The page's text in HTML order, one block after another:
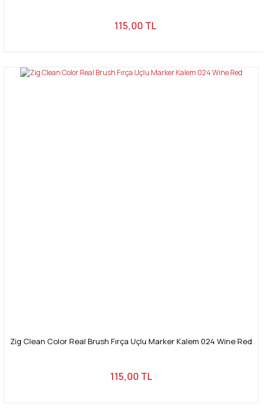
115,00 TL
Zig Clean Color Real Brush Fırça Uçlu Marker Kalem 024 Wine Red
115,00 TL